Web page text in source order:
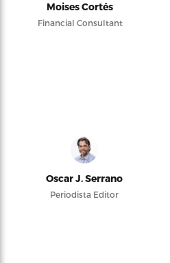
Moises Cortés
Financial Consultant
Oscar J. Serrano
Periodista Editor